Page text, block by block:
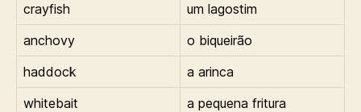
crayfish
um lagostim
anchovy
o biqueirão
haddock
a arinca
whitebait
a pequena fritura